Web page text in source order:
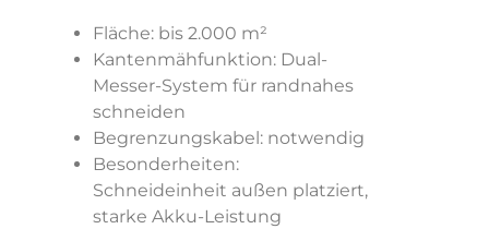
Fläche: bis 2.000 m²
Kantenmähfunktion: Dual-
Messer-System für randnahes
schneiden
Begrenzungskabel: notwendig
Besonderheiten:
Schneideinheit außen platziert,
starke Akku-Leistung